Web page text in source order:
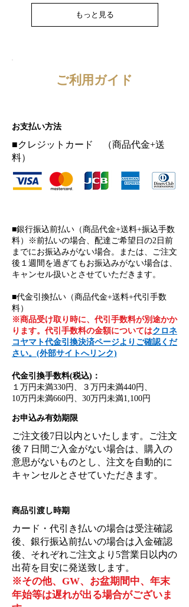
もっと見る
ご利用ガイド
お支払い方法
■クレジットカード （商品代金+送
料）​
​■銀行振込前払い（商品代金+送料+振込手数
料）※前払いの場合、配達ご希望日の2日前
までにお振込みがない場合。または、ご注文
後１週間を過ぎてもお振込みがない場合は、
キャンセル扱いとさせていただきます。
■代金引換払い（商品代金+送料+代引手数
料）
※商品受け取り時に、代引手数料が別途かか
ります。代引 手数料の金額についてはクロネ
コヤマト代金引換決済ページよりご確認くだ
さい。(外部サイトへリンク)
代金引換手数料(税込)：
１万円未満330円、
３万円未満440円、
10万円未満660円、 30万円未満1,100円
お申込み有効期限
ご注文後7日以内といたします。ご注文
後７日間ご入金がない場合は、購入の
意思がないものとし、注文を自動的に
キャンセルとさせていただきます。
商品引渡し時期
カード・代引き払いの場合は受注確認
後、銀行振込前払いの場合は入金確認
後、それぞれご注文より5営業日以内の
出荷を目安に発送致します。
※その他、GW、お盆期間中、年末
年始等は遅れが出る場合がございま